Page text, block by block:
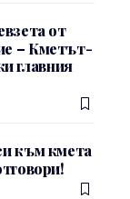
от
– Кметът-
главния
към кмета